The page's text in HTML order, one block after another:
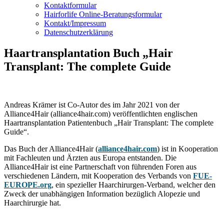
Kontaktformular
Hairforlife Online-Beratungsformular
Kontakt/Impressum
Datenschutzerklärung
Haartransplantation Buch „Hair
Transplant: The complete Guide
Andreas Krämer ist Co-Autor des im Jahr 2021 von der
Alliance4Hair (alliance4hair.com) veröffentlichten englischen
Haartransplantation Patientenbuch „Hair Transplant: The complete
Guide“.
Das Buch der Alliance4Hair (alliance4hair.com) ist in Kooperation
mit Fachleuten und Ärzten aus Europa entstanden. Die
Alliance4Hair ist eine Partnerschaft von führenden Foren aus
verschiedenen Ländern, mit Kooperation des Verbands von FUE-
EUROPE.org, ein spezieller Haarchirurgen-Verband, welcher den
Zweck der unabhängigen Information bezüglich Alopezie und
Haarchirurgie hat.